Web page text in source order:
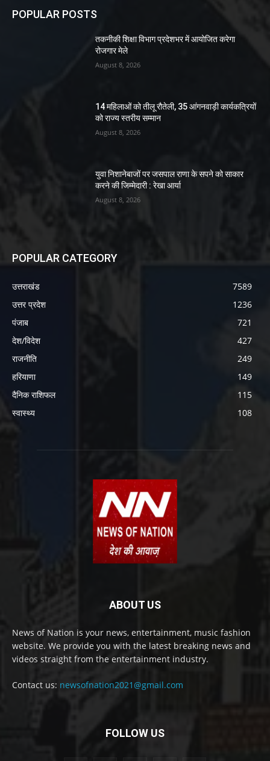
POPULAR POSTS
तकनीकी शिक्षा विभाग प्रदेशभर में आयोजित करेगा
रोजगार मेले
August 8, 2026
14 महिलाओं को तीलू रौतेली, 35 आंगनवाड़ी कार्यकत्रियों
को राज्य स्तरीय सम्मान
August 8, 2026
युवा निशानेबाजों पर जसपाल राणा के सपने को साकार
करने की जिम्मेदारी : रेखा आर्या
August 8, 2026
POPULAR CATEGORY
उत्तराखंड
7589
उत्तर प्रदेश
1236
पंजाब
721
देश/विदेश
427
राजनीति
249
हरियाणा
149
दैनिक राशिफल
115
स्वास्थ्य
108
ABOUT US
News of Nation is your news, entertainment, music fashion
website. We provide you with the latest breaking news and
videos straight from the entertainment industry.
Contact us: newsofnation2021@gmail.com
FOLLOW US